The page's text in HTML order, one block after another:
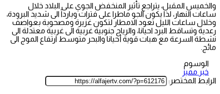
والخميس المقبل، يتراجع تأثير المنخفض الجوي على البلاد خلال
ساعات النهار، لذا يكون الجو ماطرا على فترات وبارداً الى شديد البرودة،
وخلال ساعات الليل تعود الامطار لتكون غزيرة ومصحوبة بعواصف
رعدية وتساقط البرد احيانا، والرياح جنوبية غربية الى غربية معتدلة الى
نشطة السرعة مع هبات قوية أحيانا والبحر متوسط ارتفاع الموج الى
مائج.
الوسوم
خبر مميز
الرابط المختصر: